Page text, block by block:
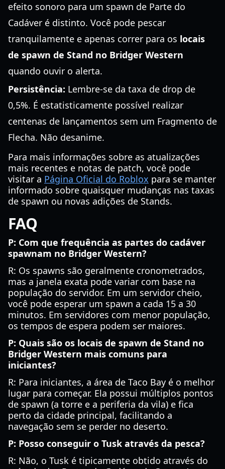
efeito sonoro para um spawn de Parte do
Cadáver é distinto. Você pode pescar
tranquilamente e apenas correr para os locais
de spawn de Stand no Bridger Western
quando ouvir o alerta.
Persistência: Lembre-se da taxa de drop de
0,5%. É estatisticamente possível realizar
centenas de lançamentos sem um Fragmento de
Flecha. Não desanime.
Para mais informações sobre as atualizações
mais recentes e notas de patch, você pode
visitar a Página Oficial do Roblox para se manter
informado sobre quaisquer mudanças nas taxas
de spawn ou novas adições de Stands.
FAQ
P: Com que frequência as partes do cadáver
spawnam no Bridger Western?
R: Os spawns são geralmente cronometrados,
mas a janela exata pode variar com base na
população do servidor. Em um servidor cheio,
você pode esperar um spawn a cada 15 a 30
minutos. Em servidores com menor população,
os tempos de espera podem ser maiores.
P: Quais são os locais de spawn de Stand no
Bridger Western mais comuns para
iniciantes?
R: Para iniciantes, a área de Taco Bay é o melhor
lugar para começar. Ela possui múltiplos pontos
de spawn (a torre e a periferia da vila) e fica
perto da cidade principal, facilitando a
navegação sem se perder no deserto.
P: Posso conseguir o Tusk através da pesca?
R: Não, o Tusk é tipicamente obtido através do